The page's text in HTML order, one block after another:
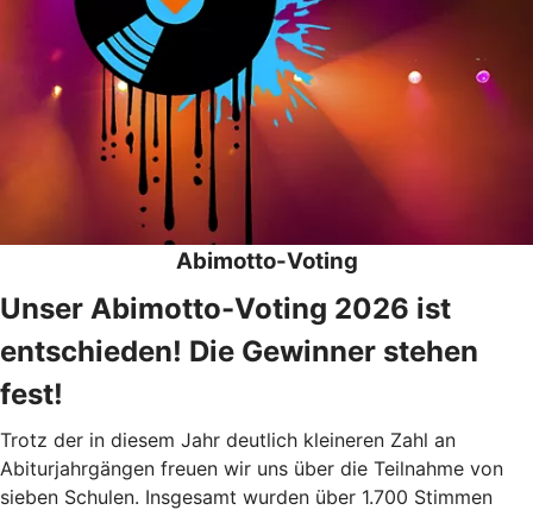
Abimotto-Voting
Unser Abimotto-Voting 2026 ist
entschieden! Die Gewinner stehen
fest!
Trotz der in diesem Jahr deutlich kleineren Zahl an
Abiturjahrgängen freuen wir uns über die Teilnahme von
sieben Schulen. Insgesamt wurden über 1.700 Stimmen